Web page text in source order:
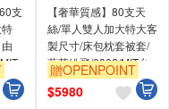
支
【奢華質感】80支天
絲/單人雙人加大特大客
製尺寸/床包枕套被套/
藍英紛飛/0802/MIT台
灣製
贈OPENPOINT
$5980